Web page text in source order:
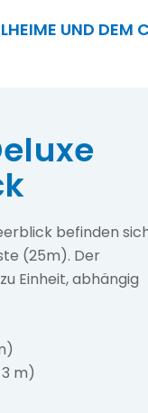
UND DEM
befinden
(25m). Der
Einheit, abhängig
m)